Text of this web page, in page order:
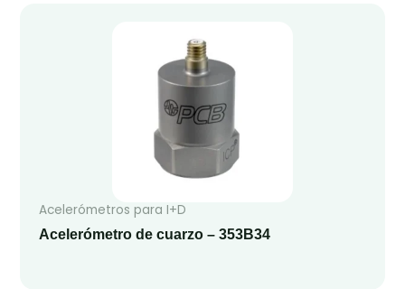
Acelerómetros para I+D
Acelerómetro de cuarzo – 353B34